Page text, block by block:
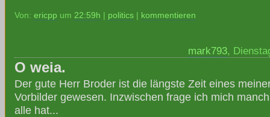
Von: ericpp um 22:59h politics kommentieren
mark793,
O weia.
Der gute Herr Broder ist die längste Zeit eines
Vorbilder gewesen. Inzwischen frage ich mich
alle hat...